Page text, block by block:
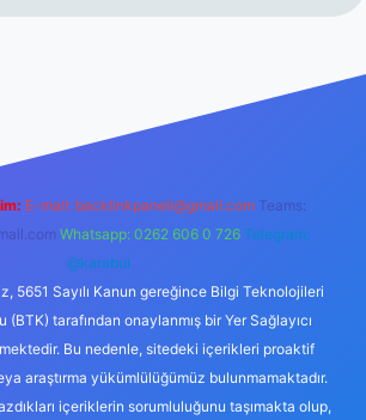
E-mail: backlinkpaneli@gmail.com Teams:
Whatsapp: 0262 606 0 726 Telegram:
@karabul
5651 Sayılı Kanun gereğince Bilgi Teknolojileri
(BTK) tarafından onaylanmış bir Yer Sağlayıcı
Bu nedenle, sitedeki içerikleri proaktif
araştırma yükümlülüğümüz bulunmamaktadır.
içeriklerin sorumluluğunu taşımakta olup,